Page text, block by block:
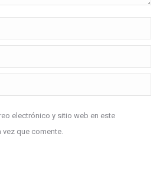
electrónico y sitio web en este
vez que comente.